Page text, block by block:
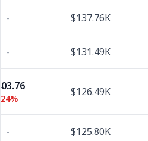
$137.76K
-
$131.49K
-
$126.49K
$125.80K
-